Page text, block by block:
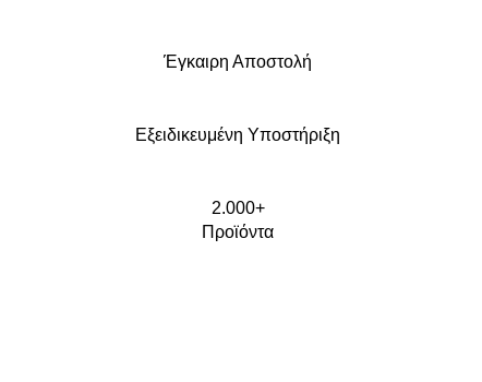
Έγκαιρη Αποστολή
Εξειδικευμένη Υποστήριξη
2.000+
Προϊόντα